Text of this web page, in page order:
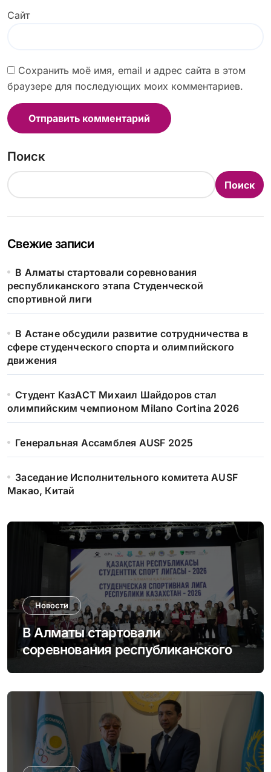
Сайт
Сохранить моё имя, email и адрес сайта в этом
браузере для последующих моих комментариев.
Поиск
Поиск
Свежие записи
В Алматы стартовали соревнования
республиканского этапа Студенческой
спортивной лиги
В Астане обсудили развитие сотрудничества в
сфере студенческого спорта и олимпийского
движения
Студент КазАСТ Михаил Шайдоров стал
олимпийским чемпионом Milano Cortina 2026
Генеральная Ассамблея AUSF 2025
Заседание Исполнительного комитета AUSF
Макао, Китай
Новости
В Алматы стартовали
соревнования республиканского